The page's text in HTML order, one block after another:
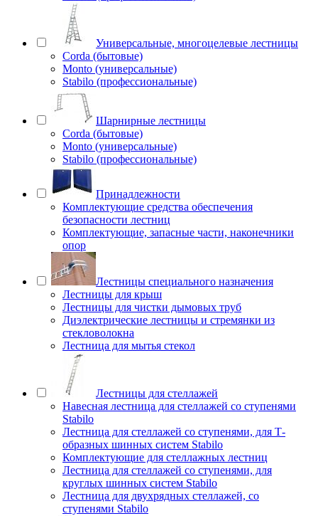
Универсальные, многоцелевые лестницы
Corda (бытовые)
Monto (универсальные)
Stabilo (профессиональные)
Шарнирные лестницы
Corda (бытовые)
Monto (универсальные)
Stabilo (профессиональные)
Принадлежности
Комплектующие средства обеспечения
безопасности лестниц
Комплектующие, запасные части, наконечники
опор
Лестницы специального назначения
Лестницы для крыш
Лестницы для чистки дымовых труб
Диэлектрические лестницы и стремянки из
стекловолокна
Лестница для мытья стекол
Лестницы для стеллажей
Навесная лестница для стеллажей со ступенями
Stabilo
Лестница для стеллажей со ступенями, для Т-
образных шинных систем Stabilo
Комплектующие для стеллажных лестниц
Лестница для стеллажей со ступенями, для
круглых шинных систем Stabilo
Лестница для двухрядных стеллажей, со
ступенями Stabilo